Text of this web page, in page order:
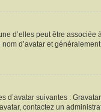
d’elles peut être
d’avatar et
suivantes :
contactez un